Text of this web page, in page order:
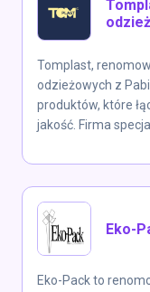
Tomplast,
odzieżowych z
produktów, które
jakość. Firma
Eko-
Eko-Pack to